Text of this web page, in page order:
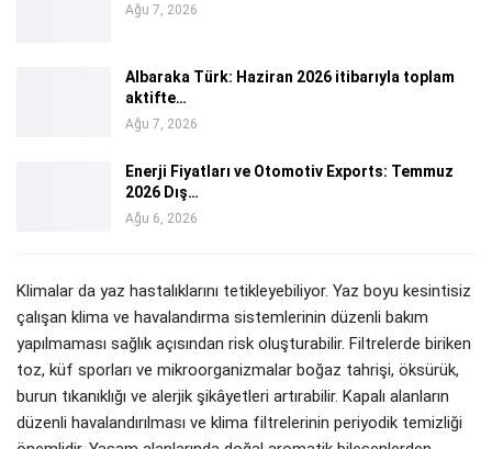
Ağu 7, 2026
Albaraka Türk: Haziran 2026 itibarıyla toplam
aktifte…
Ağu 7, 2026
Enerji Fiyatları ve Otomotiv Exports: Temmuz
2026 Dış…
Ağu 6, 2026
Klimalar da yaz hastalıklarını tetikleyebiliyor. Yaz boyu kesintisiz
çalışan klima ve havalandırma sistemlerinin düzenli bakım
yapılmaması sağlık açısından risk oluşturabilir. Filtrelerde biriken
toz, küf sporları ve mikroorganizmalar boğaz tahrişi, öksürük,
burun tıkanıklığı ve alerjik şikâyetleri artırabilir. Kapalı alanların
düzenli havalandırılması ve klima filtrelerinin periyodik temizliği